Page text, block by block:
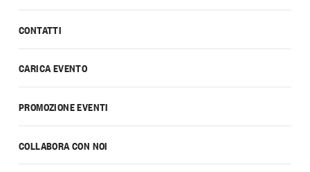
CONTATTI
CARICA EVENTO
PROMOZIONE EVENTI
COLLABORA CON NOI